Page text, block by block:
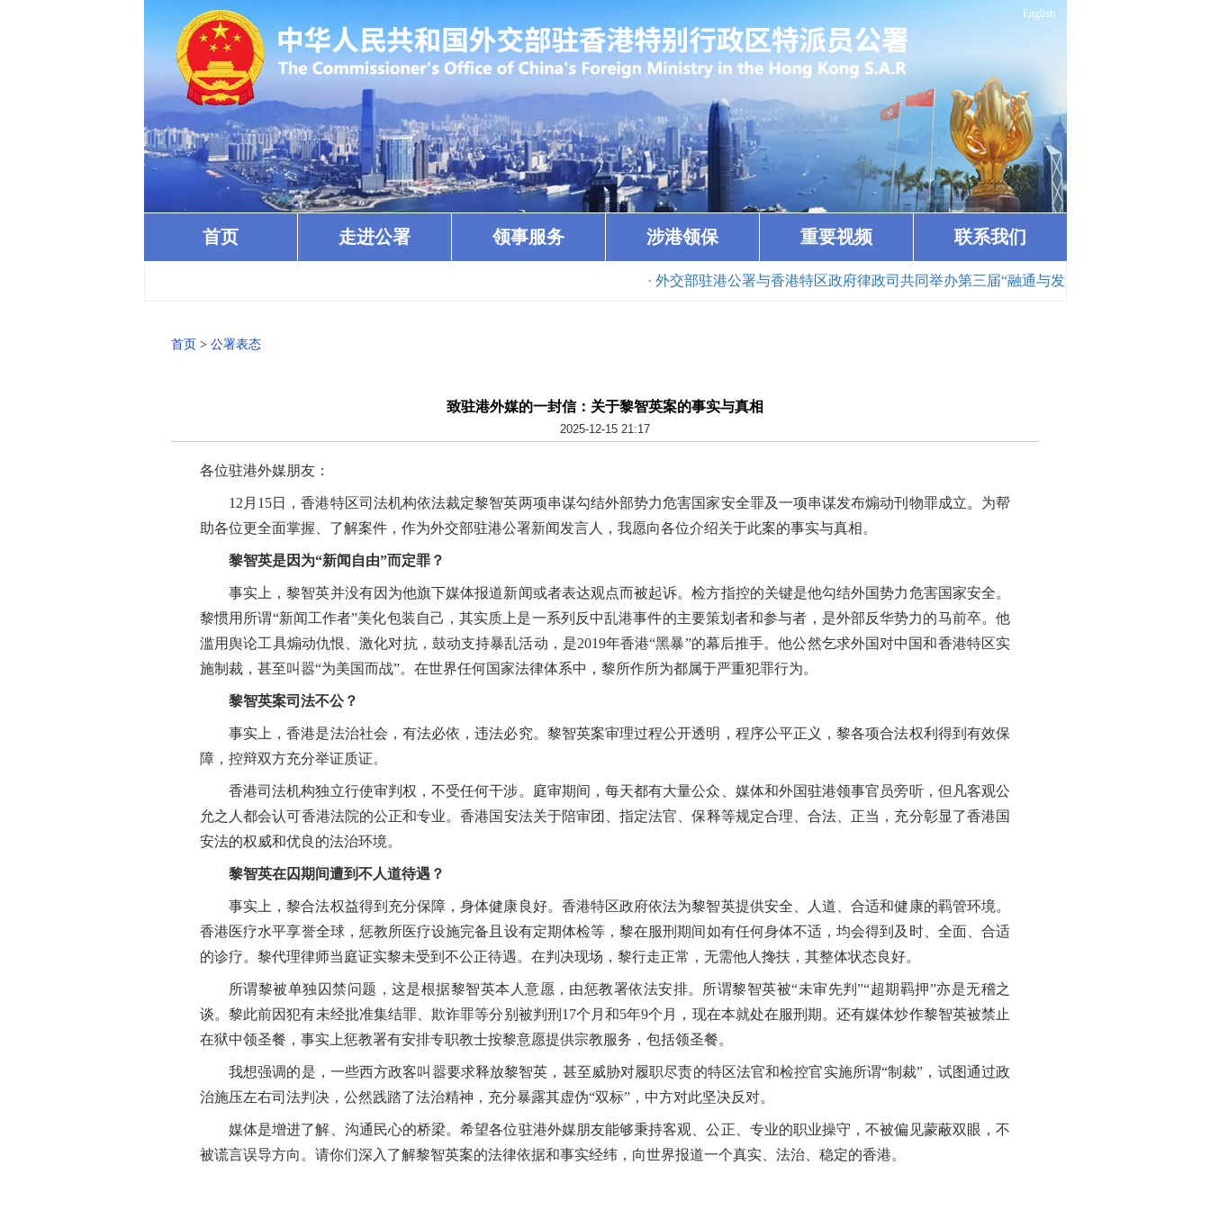
English
首页 走进公署 领事服务 涉港领保 重要视频 联系我们
· 外交部驻港公署与香港特区政府律政司共同举办第三届“融通与发展”法治论坛（2025-12-03）
首页 > 公署表态
致驻港外媒的一封信：关于黎智英案的事实与真相
2025-12-15 21:17
各位驻港外媒朋友：
12月15日，香港特区司法机构依法裁定黎智英两项串谋勾结外部势力危害国家安全罪及一项串谋发布煽动刊物罪成立。为帮
助各位更全面掌握、了解案件，作为外交部驻港公署新闻发言人，我愿向各位介绍关于此案的事实与真相。
黎智英是因为“新闻自由”而定罪？
事实上，黎智英并没有因为他旗下媒体报道新闻或者表达观点而被起诉。检方指控的关键是他勾结外国势力危害国家安全。
黎惯用所谓“新闻工作者”美化包装自己，其实质上是一系列反中乱港事件的主要策划者和参与者，是外部反华势力的马前卒。他
滥用舆论工具煽动仇恨、激化对抗，鼓动支持暴乱活动，是2019年香港“黑暴”的幕后推手。他公然乞求外国对中国和香港特区实
施制裁，甚至叫嚣“为美国而战”。在世界任何国家法律体系中，黎所作所为都属于严重犯罪行为。
黎智英案司法不公？
事实上，香港是法治社会，有法必依，违法必究。黎智英案审理过程公开透明，程序公平正义，黎各项合法权利得到有效保
障，控辩双方充分举证质证。
香港司法机构独立行使审判权，不受任何干涉。庭审期间，每天都有大量公众、媒体和外国驻港领事官员旁听，但凡客观公
允之人都会认可香港法院的公正和专业。香港国安法关于陪审团、指定法官、保释等规定合理、合法、正当，充分彰显了香港国
安法的权威和优良的法治环境。
黎智英在囚期间遭到不人道待遇？
事实上，黎合法权益得到充分保障，身体健康良好。香港特区政府依法为黎智英提供安全、人道、合适和健康的羁管环境。
香港医疗水平享誉全球，惩教所医疗设施完备且设有定期体检等，黎在服刑期间如有任何身体不适，均会得到及时、全面、合适
的诊疗。黎代理律师当庭证实黎未受到不公正待遇。在判决现场，黎行走正常，无需他人搀扶，其整体状态良好。
所谓黎被单独囚禁问题，这是根据黎智英本人意愿，由惩教署依法安排。所谓黎智英被“未审先判”“超期羁押”亦是无稽之
谈。黎此前因犯有未经批准集结罪、欺诈罪等分别被判刑17个月和5年9个月，现在本就处在服刑期。还有媒体炒作黎智英被禁止
在狱中领圣餐，事实上惩教署有安排专职教士按黎意愿提供宗教服务，包括领圣餐。
我想强调的是，一些西方政客叫嚣要求释放黎智英，甚至威胁对履职尽责的特区法官和检控官实施所谓“制裁”，试图通过政
治施压左右司法判决，公然践踏了法治精神，充分暴露其虚伪“双标”，中方对此坚决反对。
媒体是增进了解、沟通民心的桥梁。希望各位驻港外媒朋友能够秉持客观、公正、专业的职业操守，不被偏见蒙蔽双眼，不
被谎言误导方向。请你们深入了解黎智英案的法律依据和事实经纬，向世界报道一个真实、法治、稳定的香港。